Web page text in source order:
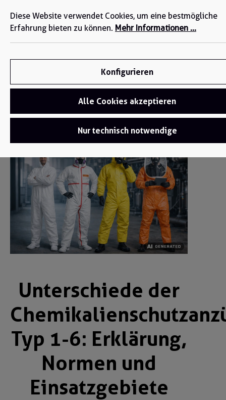
springen
Unterschiede der
Typ 1-6: Erklärung,
Normen und
Einsatzgebiete
Diese Website verwendet Cookies, um eine bestmögliche
Erfahrung bieten zu können. Mehr Informationen ...
Konfigurieren
Alle Cookies akzeptieren
Nur technisch notwendige